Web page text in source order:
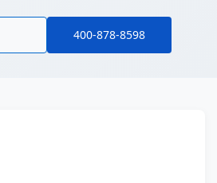
400-878-8598